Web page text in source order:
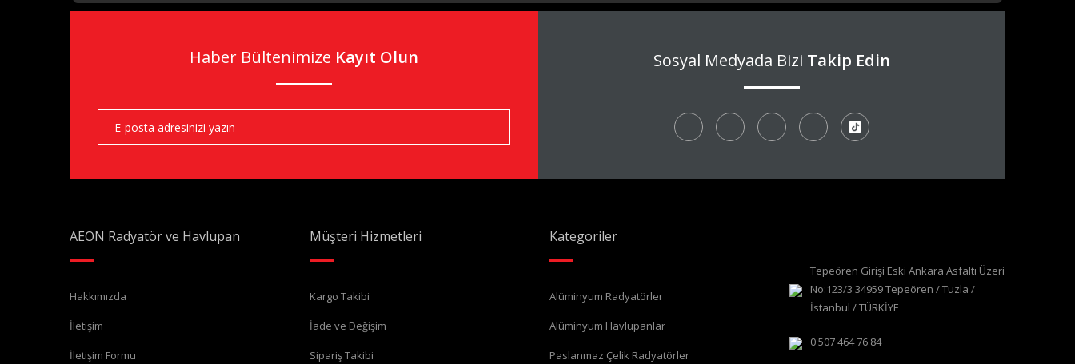
Haber Bültenimize Kayıt Olun Sosyal Medyada Bizi Takip Edin
AEON Radyatör ve Havlupan
Hakkımızda
İletişim
İletişim Formu
Müşteri Hizmetleri
Kargo Takibi
İade ve Değişim
Sipariş Takibi
Kategoriler
Alüminyum Radyatörler
Alüminyum Havlupanlar
Paslanmaz Çelik Radyatörler
Tepeören Girişi Eski Ankara Asfaltı Üzeri
No:123/3 34959 Tepeören / Tuzla /
İstanbul / TÜRKİYE
0 507 464 76 84